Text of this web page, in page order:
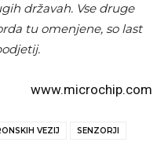
državah. Vse druge
tu omenjene, so last
www.microchip.com
VEZIJ SENZORJI